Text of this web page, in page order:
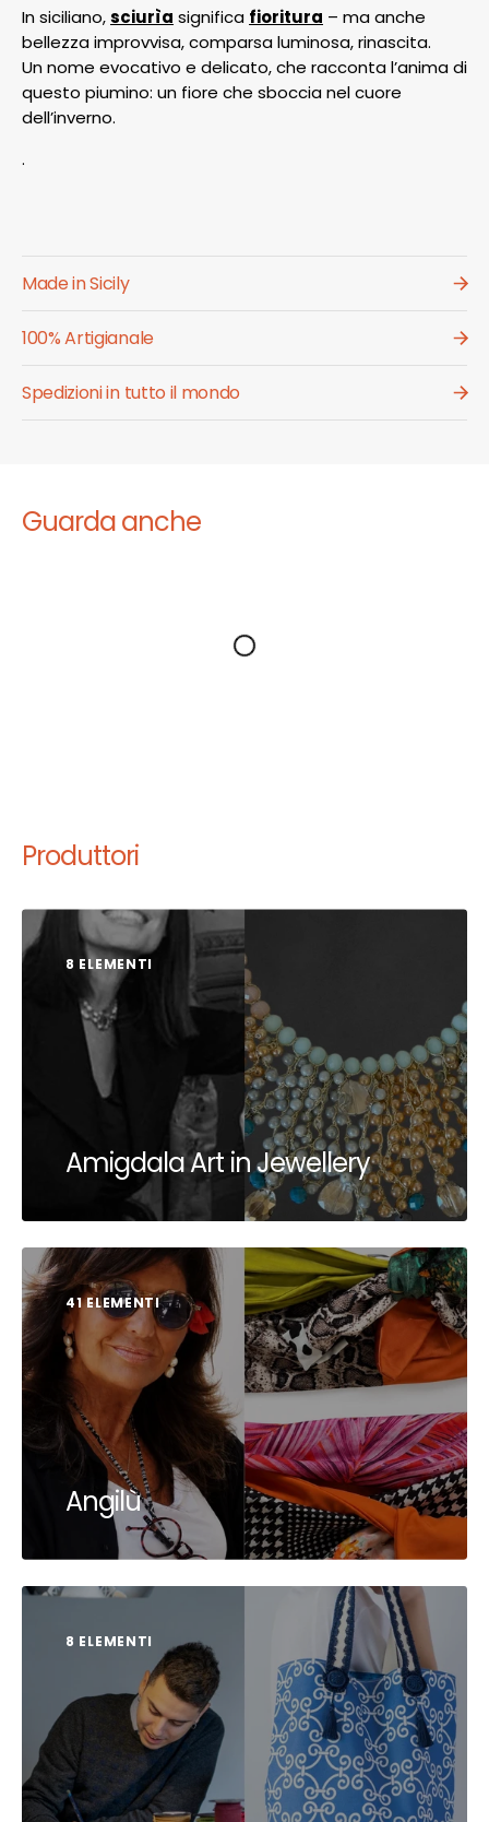
In siciliano,sciurìa significa fioritura – ma anche
bellezza improvvisa, comparsa luminosa, rinascita.
Un nome evocativo e delicato, che racconta l’anima di
questo piumino: un fiore che sboccia nel cuore
dell’inverno.
.
Made in Sicily
100% Artigianale
Spedizioni in tutto il mondo
Guarda anche
Produttori
8 ELEMENTI
Amigdala Art in Jewellery
41 ELEMENTI
Angilù
8 ELEMENTI